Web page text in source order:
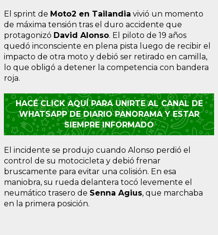
El sprint de Moto2 en Tailandia vivió un momento
de máxima tensión tras el duro accidente que
protagonizó David Alonso. El piloto de 19 años
quedó inconsciente en plena pista luego de recibir el
impacto de otra moto y debió ser retirado en camilla,
lo que obligó a detener la competencia con bandera
roja.
HACÉ CLICK AQUÍ PARA UNIRTE AL CANAL DE
WHATSAPP DE DIARIO PANORAMA Y ESTAR
SIEMPRE INFORMADO
El incidente se produjo cuando Alonso perdió el
control de su motocicleta y debió frenar
bruscamente para evitar una colisión. En esa
maniobra, su rueda delantera tocó levemente el
neumático trasero de Senna Agius, que marchaba
en la primera posición.